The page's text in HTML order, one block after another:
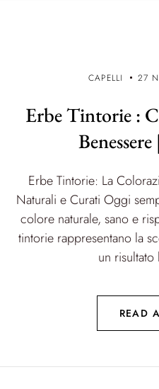
CAPELLI 27
Erbe Tintorie :
Erbe Tintorie: La
Naturali e Curati Oggi
colore naturale, sano e
tintorie rappresentano la
un
READ